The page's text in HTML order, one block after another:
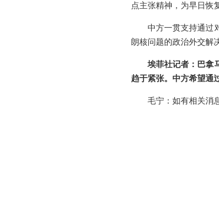
点主张精神，为早日恢
中方一贯支持通过
朗核问题的政治外交解
埃菲社记者：巴拿
趋于紧张。中方希望通
毛宁：如有相关消